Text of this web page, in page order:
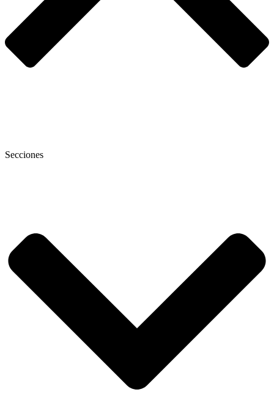
Secciones